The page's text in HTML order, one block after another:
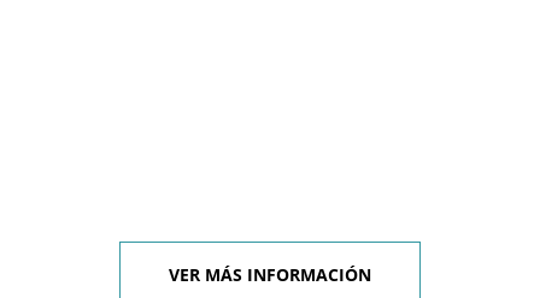
VER MÁS INFORMACIÓN